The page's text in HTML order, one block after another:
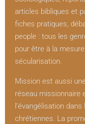
articles bibliques et
fiches pratiques,
people : tous les
pour être à la
sécularisation.
Mission est aussi
réseau missionnaire
l’évangélisation
chrétiennes. La